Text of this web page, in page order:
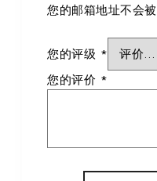
您的邮箱地址不会被
您的评级 *
您的评价 *